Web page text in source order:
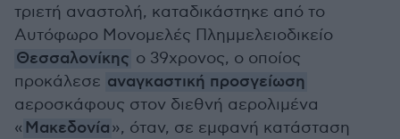
τριετή αναστολή, καταδικάστηκε από το
Αυτόφωρο Μονομελές Πλημμελειοδικείο
Θεσσαλονίκης ο 39χρονος, ο οποίος
προκάλεσε αναγκαστική προσγείωση
αεροσκάφους στον διεθνή αερολιμένα
« Μακεδονία», όταν, σε εμφανή κατάσταση